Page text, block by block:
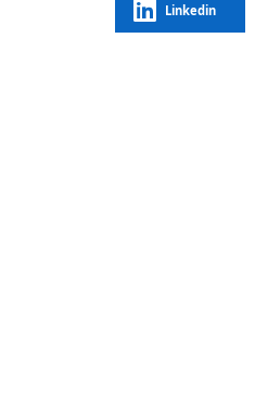
Linkedin